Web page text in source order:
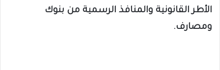
الأطر القانونية والمنافذ الرسمية من بنوك
ومصارف.